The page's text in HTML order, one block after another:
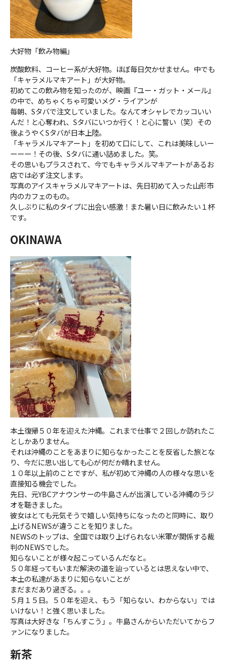
大好物「飲み物編」
炭酸飲料、コーヒー系が大好物。ほぼ毎日欠かせません。中でも
「キャラメルマキアート」が大好物。
初めてこの飲み物を知ったのが、映画『ユー・ガット・メール』
の中で、めちゃくちゃ可愛いメグ・ライアンが
毎朝、Sタバで注文していました。なんてオシャレでカッコいい
んだ！と心奪われ、Sタバにいつか行く！と心に誓い（笑）その
後ようやくSタバが日本上陸。
「キャラメルマキアート」を初めて口にして、これは美味しいー
ーーー！その後、Sタバに通い詰めました。笑。
その思いもプラスされて、今でもキャラメルマキアートがあるお
店では必ず注文します。
写真のアイスキャラメルマキアートは、先日初めて入った山形市
内のカフェのもの。
久しぶりに私のタイプに出会い感激！また暑い日に飲みたい１杯
です。
OKINAWA
本土復帰５０年を迎えた沖縄。これまで仕事で２回しか訪れたこ
としかありません。
それは沖縄のことをあまりに知らなかったことを反省した旅とな
り、今だに思い出しても心が何だか晴れません。
１０年以上前のことですが、私が初めて沖縄の人の様々な思いを
直接知る機会でした。
先日、元YBCアナウンサーの牛島さんが出演している沖縄のラジ
オを聴きました。
彼女はとても元気そうで嬉しい気持ちになったのと同時に、取り
上げるNEWSが違うことを知りました。
NEWSのトップは、全国では取り上げられない米軍が関係する裁
判のNEWSでした。
知らないことが様々起こっているんだなと。
５０年経ってもいまだ解決の道を辿っているとは思えない中で、
本土の私達があまりに知らないことが
まだまだあり過ぎる。。。
５月１５日。５０年を迎え、もう「知らない、わからない」では
いけない！と強く思いました。
写真は大好きな「ちんすこう」。牛島さんからいただいてからフ
ァンになりました。
新茶